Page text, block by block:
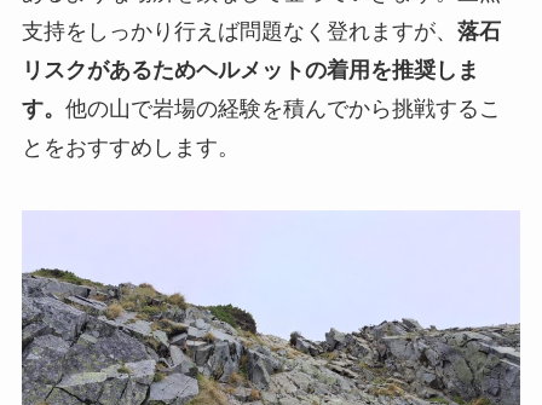
支持をしっかり行えば問題なく登れますが、 落石
リスクがあるためヘルメットの着用を推奨しま
す。 他の山で岩場の経験を積んでから挑戦するこ
とをおすすめします。